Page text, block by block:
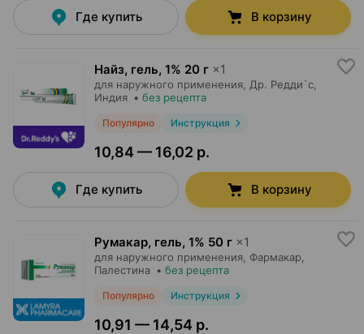
Где купить В корзину
Найз, гель, 1% 20 г ×1
для наружного применения, Др. Редди`с
Индия • без рецепта
Популярно Инструкция
10,84 — 16,02 р.
Где купить В корзину
Румакар, гель, 1% 50 г ×1
для наружного применения, Фармакар
Палестина • без рецепта
Популярно Инструкция
10,91 — 14,54 р.